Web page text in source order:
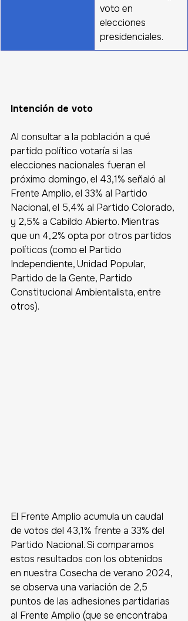
voto en
elecciones
presidenciales.
Intención de voto
Al consultar a la población a qué
partido político votaría si las
elecciones nacionales fueran el
próximo domingo, el 43,1% señaló al
Frente Amplio, el 33% al Partido
Nacional, el 5,4% al Partido Colorado,
y 2,5% a Cabildo Abierto. Mientras
que un 4,2% opta por otros partidos
políticos (como el Partido
Independiente, Unidad Popular,
Partido de la Gente, Partido
Constitucional Ambientalista, entre
otros).
El Frente Amplio acumula un caudal
de votos del 43,1% frente a 33% del
Partido Nacional. Si comparamos
estos resultados con los obtenidos
en nuestra Cosecha de verano 2024,
se observa una variación de 2,5
puntos de las adhesiones partidarias
al Frente Amplio (que se encontraba